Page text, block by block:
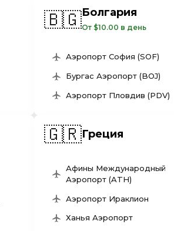
🇧🇬Болгария
От $10.00 в день
Аэропорт София (SOF)
Бургас Аэропорт (BOJ)
Аэропорт Пловдив (PDV)
🇬🇷Греция
Афины Международный
Аэропорт (ATH)
Аэропорт Ираклион
Ханья Аэропорт